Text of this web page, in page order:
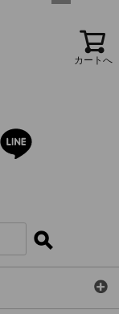
カートへ